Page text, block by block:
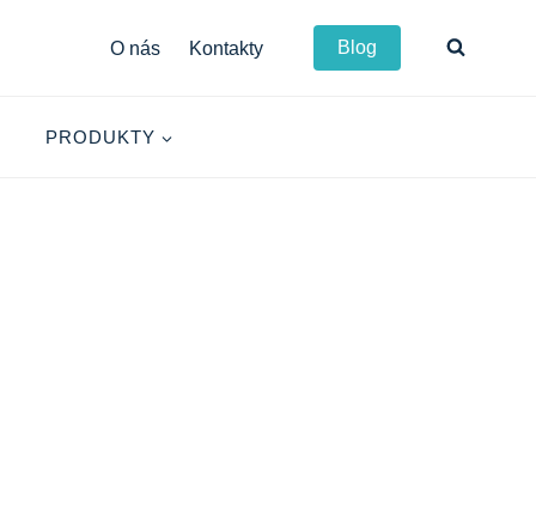
O nás Kontakty Blog
PRODUKTY